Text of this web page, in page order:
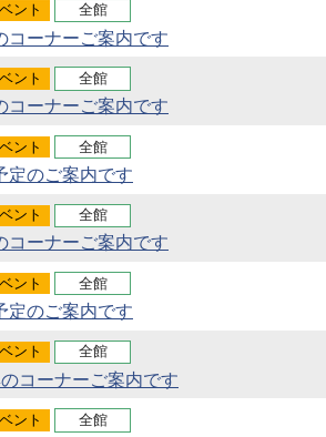
ント 全館
コーナーご案内です
ント 全館
コーナーご案内です
ント 全館
定のご案内です
ント 全館
コーナーご案内です
ント 全館
定のご案内です
ント 全館
コーナーご案内です
ント 全館